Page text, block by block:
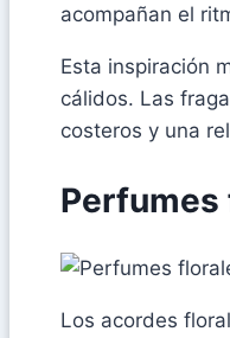
acompañan el
Esta inspiración
cálidos. Las
costeros y una
Los acordes